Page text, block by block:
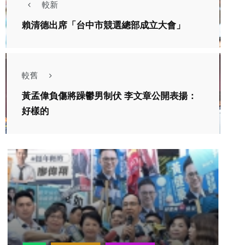
較新
賴清德出席「台中市競選總部成立大會」
較舊
黃孟偉負傷將躁鬱男制伏 李文章公開表揚：
好樣的